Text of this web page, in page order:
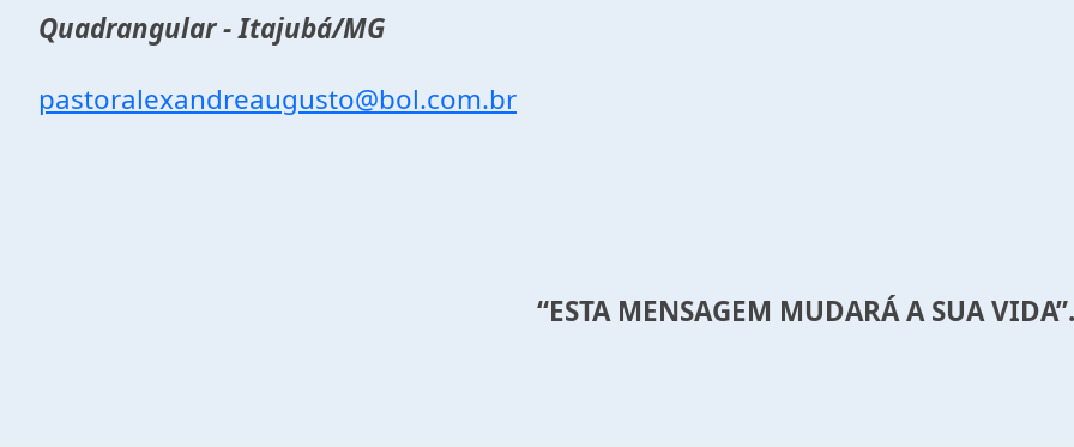
Quadrangular - Itajubá/MG
pastoralexandreaugusto@bol.com.br
“ESTA MENSAGEM MUDARÁ A SUA VIDA”.